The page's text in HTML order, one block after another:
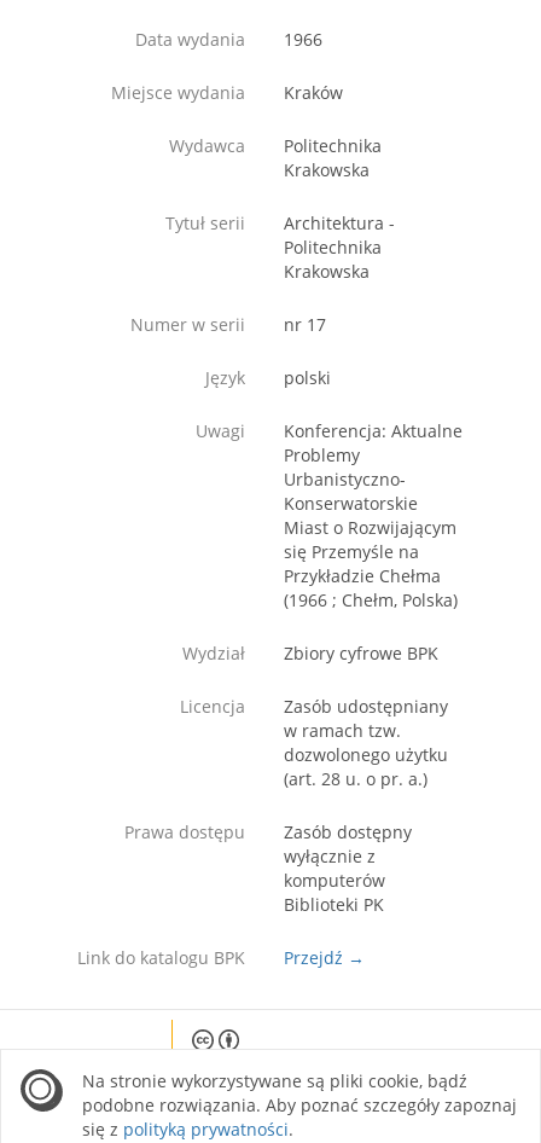
Data wydania 1966
Miejsce wydania Kraków
Wydawca
Politechnika
Krakowska
Tytuł serii
Architektura -
Politechnika
Krakowska
Numer w serii nr 17
Język polski
Uwagi
Konferencja: Aktualne
Problemy
Urbanistyczno-
Konserwatorskie
Miast o Rozwijającym
się Przemyśle na
Przykładzie Chełma
(1966 ; Chełm, Polska)
Wydział Zbiory cyfrowe BPK
Licencja
Zasób udostępniany
w ramach tzw.
dozwolonego użytku
(art. 28 u. o pr. a.)
Prawa dostępu
Zasób dostępny
wyłącznie z
komputerów
Biblioteki PK
Link do katalogu BPK Przejdź →
site is licensed under a Creative Commons
Attribution 4.0 International license.
Na stronie wykorzystywane są pliki cookie, bądź
podobne rozwiązania. Aby poznać szczegóły zapoznaj
się z polityką prywatności.